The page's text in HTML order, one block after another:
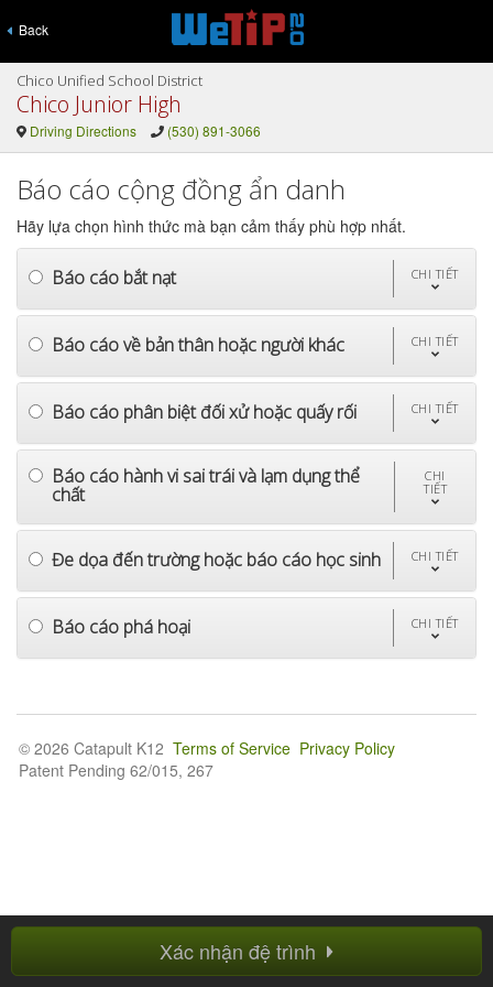
Back
Chico Unified School District
Chico Junior High
Driving Directions (530) 891-3066
Báo cáo cộng đồng ẩn danh
Hãy lựa chọn hình thức mà bạn cảm thấy phù hợp nhất.
Báo cáo bắt nạt CHI TIẾT
Báo cáo về bản thân hoặc người khác CHI TIẾT
Báo cáo phân biệt đối xử hoặc quấy rối CHI TIẾT
Báo cáo hành vi sai trái và lạm dụng thể
chất
CHI
TIẾT
Đe dọa đến trường hoặc báo cáo học sinh CHI TIẾT
Báo cáo phá hoại CHI TIẾT
Xác nhận đệ trình
© 2026 Catapult K12 Terms of Service Privacy Policy
Patent Pending 62/015, 267